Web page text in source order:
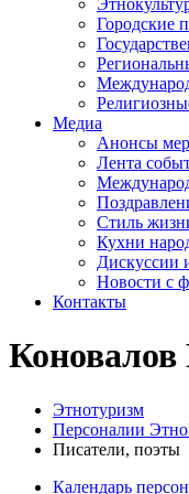
Городские
Медиа
Анонсы
Лента
Cтиль
Кухни
Дискуссии
Новости с
Контакты
Этнотуризм
Персоналии
Писатели, поэты
Календарь